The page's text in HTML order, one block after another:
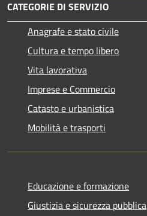
CATEGORIE DI SERVIZIO
Anagrafe e stato civile
Cultura e tempo libero
Vita lavorativa
Imprese e Commercio
Catasto e urbanistica
Mobilità e trasporti
Educazione e formazione
Giustizia e sicurezza pubblica